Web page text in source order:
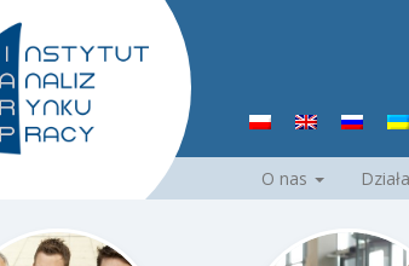
PrzejdźO nas